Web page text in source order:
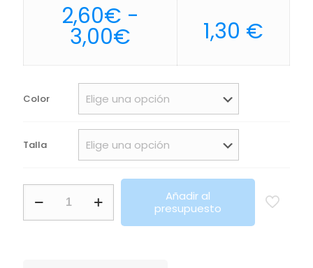
2,60€ -
3,00€
precios:
desde
2,60€
hasta
3,00€
1,30 €
Color
Talla
Añadir al
presupuesto